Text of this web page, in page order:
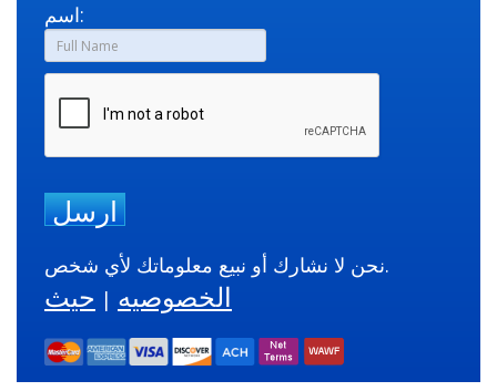
اسم:
ارسل
نحن لا نشارك أو نبيع معلوماتك لأي شخص.
الخصوصيه | حيث